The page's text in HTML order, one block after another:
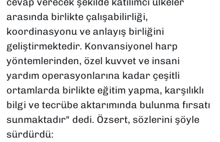
arasında birlikte çalışabilirliği,
koordinasyonu ve anlayış birliğini
geliştirmektedir. Konvansiyonel harp
yöntemlerinden, özel kuvvet ve insani
yardım operasyonlarına kadar çeşitli
ortamlarda birlikte eğitim yapma, karşılıklı
bilgi ve tecrübe aktarımında bulunma fırsatı
sunmaktadır" dedi. Özsert, sözlerini şöyle
sürdürdü: